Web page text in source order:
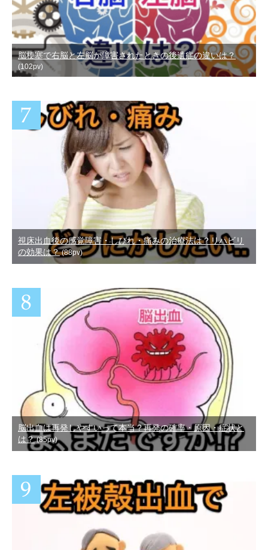
脳梗塞で右脳と左脳が障害されたときの後遺症の違いは？
(102pv)
視床出血後の感覚障害・しびれ・痛みの治療法は？リハビリ
の効果は？(88pv)
脳出血は再発しやすいって本当？再発の確率・原因・症状と
は？(85pv)